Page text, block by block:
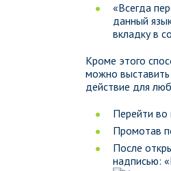
«Всегда
данный
вкладку в
Кроме этого
можно выставить
действие для
Перейти во
Промотав
После
надписью: